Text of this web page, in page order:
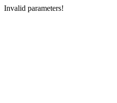
Invalid parameters!